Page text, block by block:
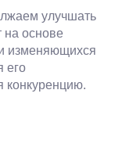
улучшать
на основе
изменяющихся
его
конкуренцию.